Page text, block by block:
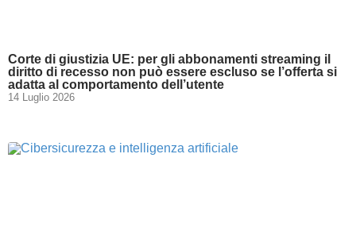
Corte di giustizia UE: per gli abbonamenti streaming il
diritto di recesso non può essere escluso se l’offerta si
adatta al comportamento dell’utente
14 Luglio 2026